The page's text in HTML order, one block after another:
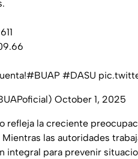
#BUAP #DASU
October 1, 2025
refleja la creciente
las autoridades
integral para prevenir